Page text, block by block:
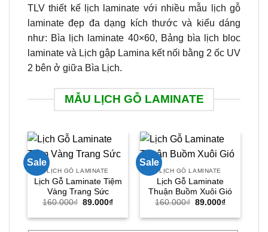
TLV thiết kế lịch laminate với nhiều mẫu lịch gỗ
laminate đẹp đa dạng kích thước và kiểu dáng
như: Bìa lịch laminate 40×60, Bảng bìa lịch bloc
laminate và Lịch gập Lamina kết nối bằng 2 ốc UV
2 bên ở giữa Bìa Lịch.
MẪU LỊCH GỖ LAMINATE
Sale
LỊCH GỖ LAMINATE
Lịch Gỗ Laminate Tiệm
Vàng Trang Sức
160.000₫ Giá
là:
89.000₫Giá
tại
Sale
LỊCH GỖ LAMINATE
Lịch Gỗ Laminate
Thuận Buồm Xuôi Gió
160.000₫ Giá
là:
89.000₫Giá
tại